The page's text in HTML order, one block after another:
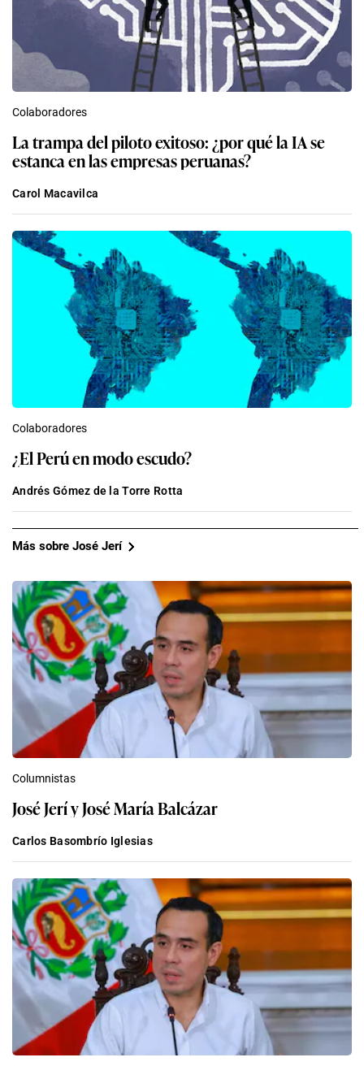
Colaboradores
La trampa del piloto exitoso: ¿por qué la IA se
estanca en las empresas peruanas?
Carol Macavilca
Colaboradores
¿El Perú en modo escudo?
Andrés Gómez de la Torre Rotta
Más sobre José Jerí
Columnistas
José Jerí y José María Balcázar
Carlos Basombrío Iglesias